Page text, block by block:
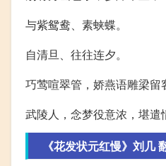
与紫鸳鸯、素蛱蝶。
自清旦、往往连夕。
巧莺喧翠管，娇燕语雕梁留
武陵人，念梦役意浓，堪遣
《花发状元红慢》刘几